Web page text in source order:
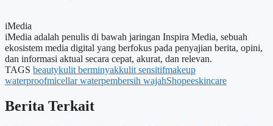
iMedia
iMedia adalah penulis di bawah jaringan Inspira Media, sebuah
ekosistem media digital yang berfokus pada penyajian berita, opini,
dan informasi aktual secara cepat, akurat, dan relevan.
TAGS beautykulit berminyakkulit sensitifmakeup
waterproofmicellar waterpembersih wajahShopeeskincare
Berita Terkait